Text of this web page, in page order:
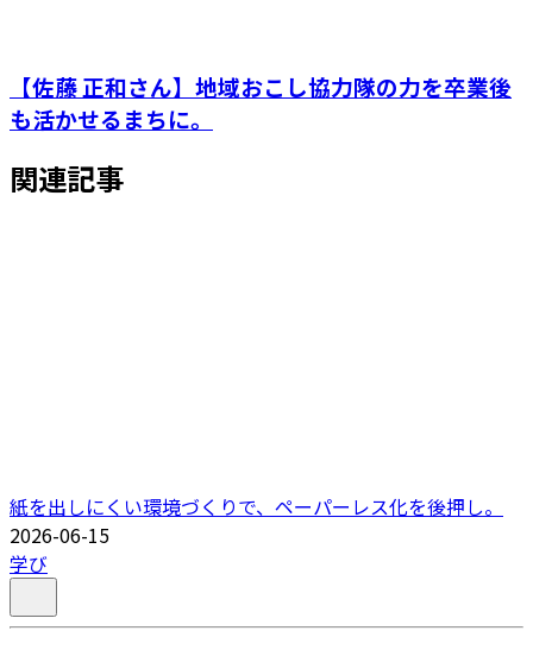
【佐藤 正和さん】地域おこし協力隊の力を卒業後
も活かせるまちに。
関連記事
紙を出しにくい環境づくりで、ペーパーレス化を後押し。
2026-06-15
学び